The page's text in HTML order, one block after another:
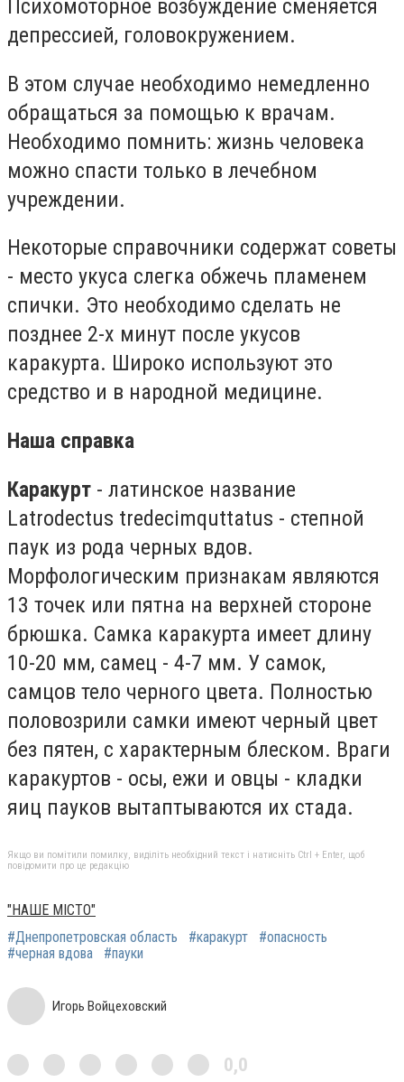
Психомоторное возбуждение сменяется
депрессией, головокружением.
В этом случае необходимо немедленно
обращаться за помощью к врачам.
Необходимо помнить: жизнь человека
можно спасти только в лечебном
учреждении.
Некоторые справочники содержат советы
- место укуса слегка обжечь пламенем
спички. Это необходимо сделать не
позднее 2-х минут после укусов
каракурта. Широко используют это
средство и в народной медицине.
Наша справка
Каракурт - латинское название
Latrodectus tredecimquttatus - степной
паук из рода черных вдов.
Морфологическим признакам являются
13 точек или пятна на верхней стороне
брюшка. Самка каракурта имеет длину
10-20 мм, самец - 4-7 мм. У самок,
самцов тело черного цвета. Полностью
половозрили самки имеют черный цвет
без пятен, с характерным блеском. Враги
каракуртов - осы, ежи и овцы - кладки
яиц пауков вытаптываются их стада.
Якщо ви помітили помилку, виділіть необхідний текст і натисніть Ctrl + Enter, щоб
повідомити про це редакцію
"НАШЕ МІСТО"
#Днепропетровская область
#каракурт
#опасность
#черная вдова
#пауки
Игорь Войцеховский
0,0